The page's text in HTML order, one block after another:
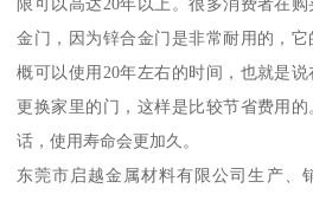
限可以高达20年以上。很多消费者在
金门，因为锌合金门是非常耐用的，
概可以使用20年左右的时间，也就是
更换家里的门，这样是比较节省费用
话，使用寿命会更加久。
东莞市启越金属材料有限公司生产、